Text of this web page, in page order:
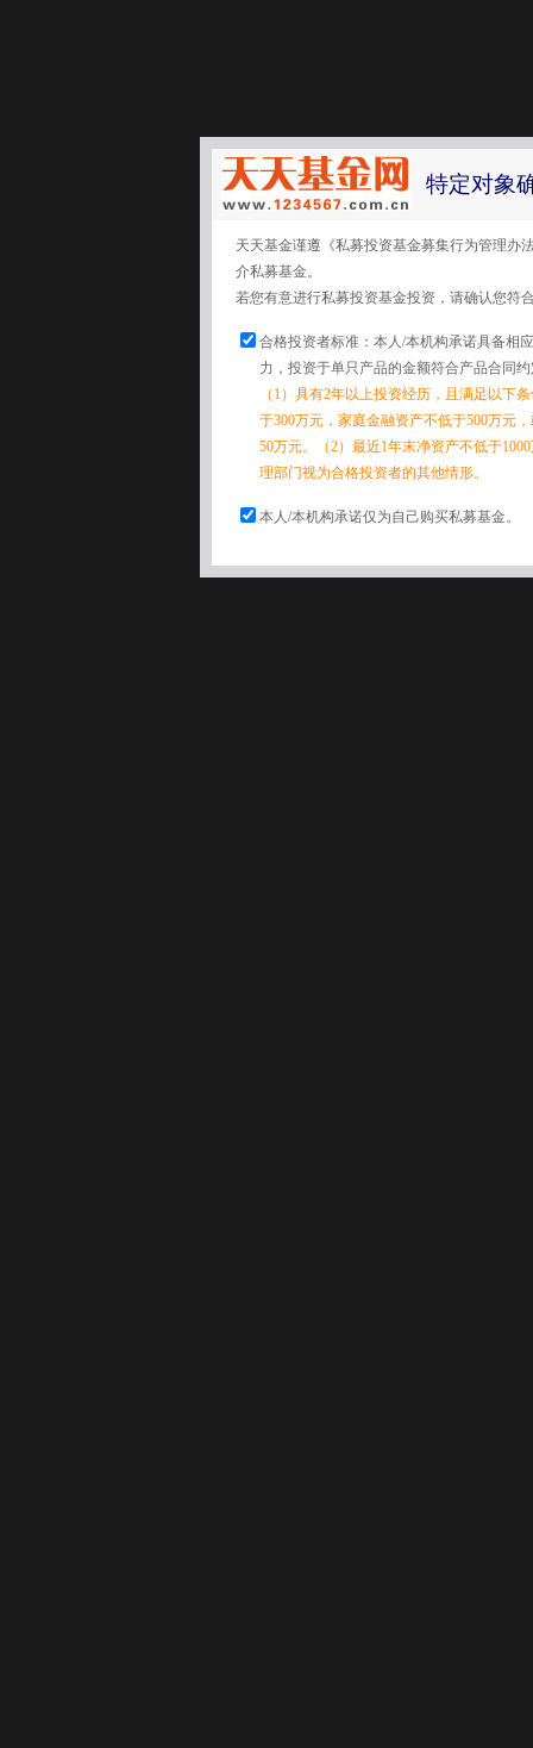
特定对象
天天基金谨遵《私募投资基金募集行为管理办
介私募基金。
若您有意进行私募投资基金投资，请确认您符
合格投资者标准：本人/本机构承诺具备相
力，投资于单只产品的金额符合产品合同
（1）具有2年以上投资经历，且满足以下
于300万元，家庭金融资产不低于500万元
50万元。（2）最近1年末净资产不低于
理部门视为合格投资者的其他情形。
本人/本机构承诺仅为自己购买私募基金。